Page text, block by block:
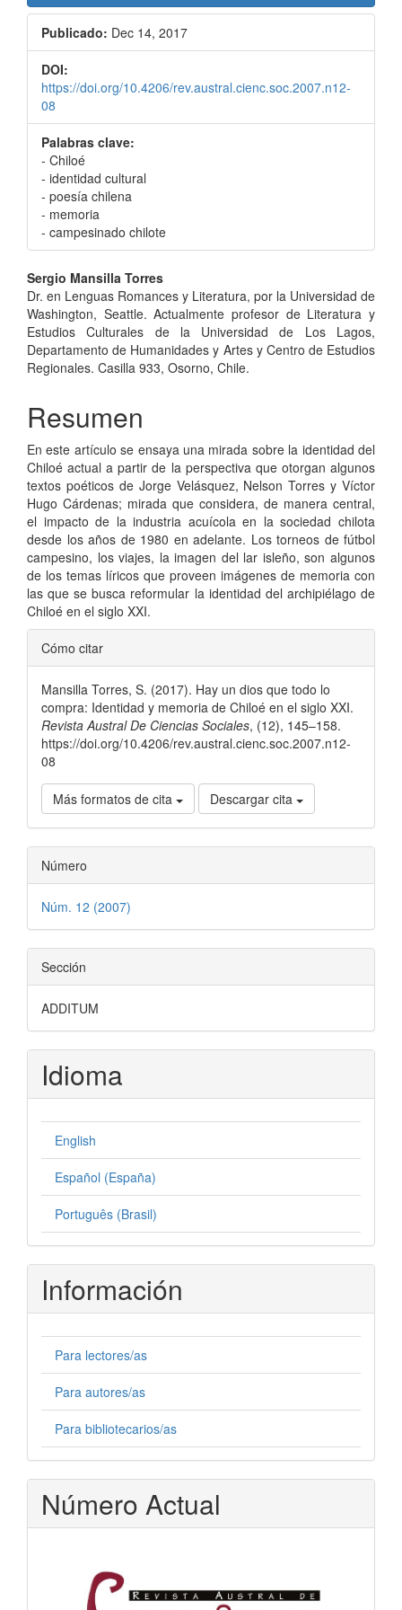
Publicado: Dec 14, 2017
DOI:
https://doi.org/10.4206/rev.austral.cienc.soc.2007.n12-
08
Palabras clave:
- Chiloé
- identidad cultural
- poesía chilena
- memoria
- campesinado chilote
Contenido
principal
del
artículo
Sergio Mansilla Torres
Dr. en Lenguas Romances y Literatura, por la Universidad de
Washington, Seattle. Actualmente profesor de Literatura y
Estudios Culturales de la Universidad de Los Lagos,
Departamento de Humanidades y Artes y Centro de Estudios
Regionales. Casilla 933, Osorno, Chile.
Resumen
En este artículo se ensaya una mirada sobre la identidad del
Chiloé actual a partir de la perspectiva que otorgan algunos
textos poéticos de Jorge Velásquez, Nelson Torres y Víctor
Hugo Cárdenas; mirada que considera, de manera central,
el impacto de la industria acuícola en la sociedad chilota
desde los años de 1980 en adelante. Los torneos de fútbol
campesino, los viajes, la imagen del lar isleño, son algunos
de los temas líricos que proveen imágenes de memoria con
las que se busca reformular la identidad del archipiélago de
Chiloé en el siglo XXI.
Detalles
del
artículo
Cómo citar
Mansilla Torres, S. (2017). Hay un dios que todo lo
compra: Identidad y memoria de Chiloé en el siglo XXI.
Revista Austral De Ciencias Sociales, (12), 145–158.
https://doi.org/10.4206/rev.austral.cienc.soc.2007.n12-
08
Más formatos de cita Descargar cita
Número
Núm. 12 (2007)
Sección
ADDITUM
Idioma
English
Español (España)
Português (Brasil)
Información
Para lectores/as
Para autores/as
Para bibliotecarios/as
Número Actual